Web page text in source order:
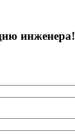
инженера!